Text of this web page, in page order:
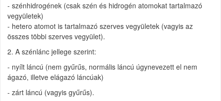
- szénhidrogének (csak szén és hidrogén atomokat tartalmazó
vegyületek)
- hetero atomot is tartalmazó szerves vegyületek (vagyis az
összes többi szerves vegyület).
2. A szénlánc jellege szerint:
- nyílt láncú (nem gyűrűs, normális láncú úgynevezett el nem
ágazó, illetve elágazó láncúak)
- zárt láncú (vagyis gyűrűs).